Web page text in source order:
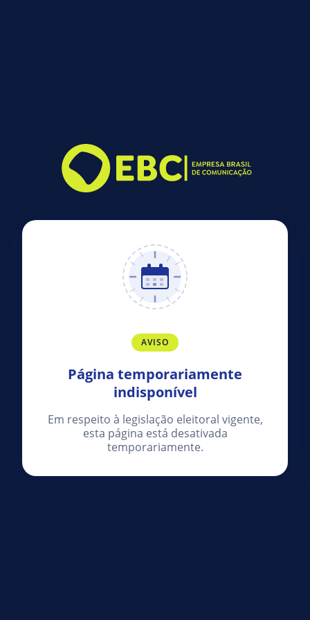
AVISO
Página temporariamente
indisponível
Em respeito à legislação eleitoral vigente,
esta página está desativada
temporariamente.